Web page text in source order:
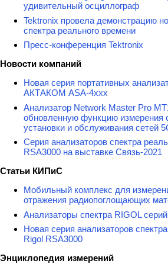
удивительный осциллограф
Tektronix провела демонстрацию
спектра реального времени
Пресс-конференция Tektronix
Новости компаний
Новая серия портативных
АКТАКОМ ASA-4xxx
Анализатор Network Master Pro
обновленную функцию измерения
установки и обслуживания сетей
Серия анализаторов спектра
RSA3000 на выставке Связь-2021
Статьи КИПиС
Мобильный комплекс для
отражения радиопоглощающих
Анализаторы спектра RIGOL
Новая серия анализаторов
Rigol RSA3000
Энциклопедия измерений